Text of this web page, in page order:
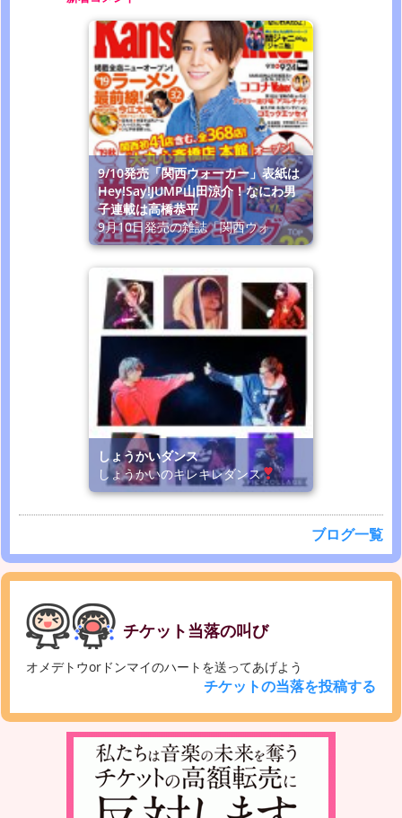
9/10発売「関西ウォーカー」表紙は
Hey!Say!JUMP山田涼介！なにわ男
子連載は高橋恭平
9月10日発売の雑誌「関西ウォ
しょうかいダンス
しょうかいのキレキレダンス
ブログ一覧
チケット当落の叫び
オメデトウorドンマイのハートを送ってあげよう
チケットの当落を投稿する